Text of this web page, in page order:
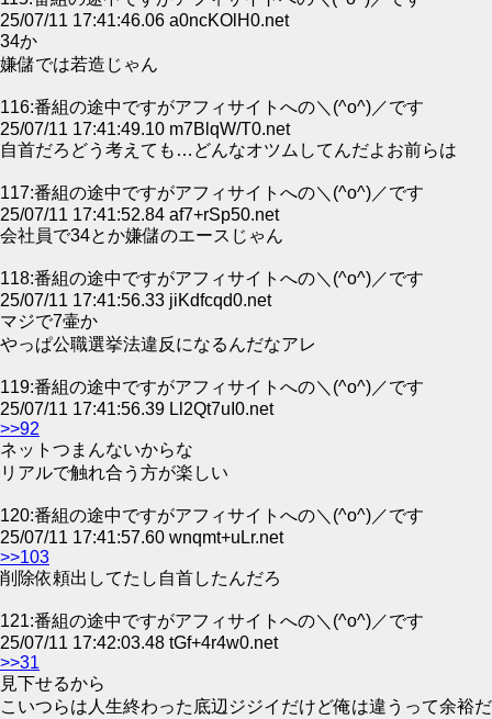
25/07/11 17:41:46.06 a0ncKOlH0.net
34か
嫌儲では若造じゃん
116:番組の途中ですがアフィサイトへの＼(^o^)／です
25/07/11 17:41:49.10 m7BlqW/T0.net
自首だろどう考えても…どんなオツムしてんだよお前らは
117:番組の途中ですがアフィサイトへの＼(^o^)／です
25/07/11 17:41:52.84 af7+rSp50.net
会社員で34とか嫌儲のエースじゃん
118:番組の途中ですがアフィサイトへの＼(^o^)／です
25/07/11 17:41:56.33 jiKdfcqd0.net
マジで7壷か
やっぱ公職選挙法違反になるんだなアレ
119:番組の途中ですがアフィサイトへの＼(^o^)／です
25/07/11 17:41:56.39 Ll2Qt7uI0.net
>>92
ネットつまんないからな
リアルで触れ合う方が楽しい
120:番組の途中ですがアフィサイトへの＼(^o^)／です
25/07/11 17:41:57.60 wnqmt+uLr.net
>>103
削除依頼出してたし自首したんだろ
121:番組の途中ですがアフィサイトへの＼(^o^)／です
25/07/11 17:42:03.48 tGf+4r4w0.net
>>31
見下せるから
こいつらは人生終わった底辺ジジイだけど俺は違うって余裕だ